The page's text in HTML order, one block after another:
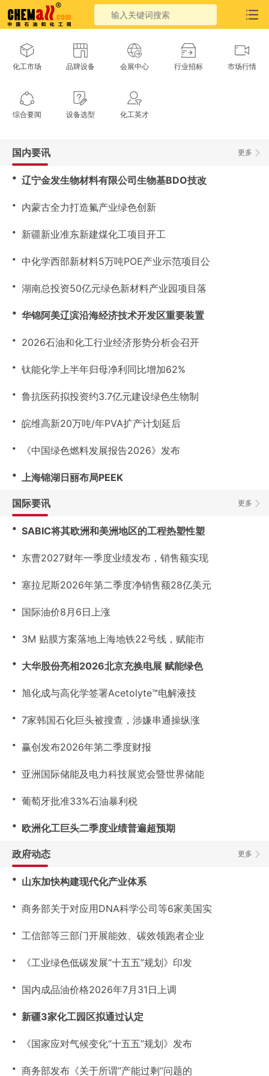
化工市场 品牌设备 会展中心 行业招标 市场行情
综合要闻 设备选型 化工英才
更多
国内要讯
・ 辽宁金发生物材料有限公司生物基BDO技改
・ 内蒙古全力打造氟产业绿色创新
・ 新疆新业准东新建煤化工项目开工
・ 中化学西部新材料5万吨POE产业示范项目公
・ 湖南总投资50亿元绿色新材料产业园项目落
・ 华锦阿美辽滨沿海经济技术开发区重要装置
・ 2026石油和化工行业经济形势分析会召开
・ 钛能化学上半年归母净利同比增加62%
・ 鲁抗医药拟投资约3.7亿元建设绿色生物制
・ 皖维高新20万吨/年PVA扩产计划延后
・ 《中国绿色燃料发展报告2026》发布
・ 上海锦湖日丽布局PEEK
更多
国际要讯
・ SABIC将其欧洲和美洲地区的工程热塑性塑
・ 东曹2027财年一季度业绩发布，销售额实现
・ 塞拉尼斯2026年第二季度净销售额28亿美元
・ 国际油价8月6日上涨
・ 3M 贴膜方案落地上海地铁22号线，赋能市
・ 大华股份亮相2026北京充换电展 赋能绿色
・ 旭化成与高化学签署Acetolyte™电解液技
・ 7家韩国石化巨头被搜查，涉嫌串通操纵涨
・ 赢创发布2026年第二季度财报
・ 亚洲国际储能及电力科技展览会暨世界储能
・ 葡萄牙批准33%石油暴利税
・ 欧洲化工巨头二季度业绩普遍超预期
更多
政府动态
・ 山东加快构建现代化产业体系
・ 商务部关于对应用DNA科学公司等6家美国实
・ 工信部等三部门开展能效、碳效领跑者企业
・ 《工业绿色低碳发展“十五五”规划》印发
・ 国内成品油价格2026年7月31日上调
・ 新疆3家化工园区拟通过认定
・ 《国家应对气候变化“十五五”规划》发布
・ 商务部发布《关于所谓“产能过剩”问题的